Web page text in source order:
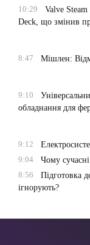
10:29
Valve
Deck, що змінив
8:47
Мішлен:
9:10
обладнання для
9:12
9:04
Чому
8:56
Підготовка
ігнорують?